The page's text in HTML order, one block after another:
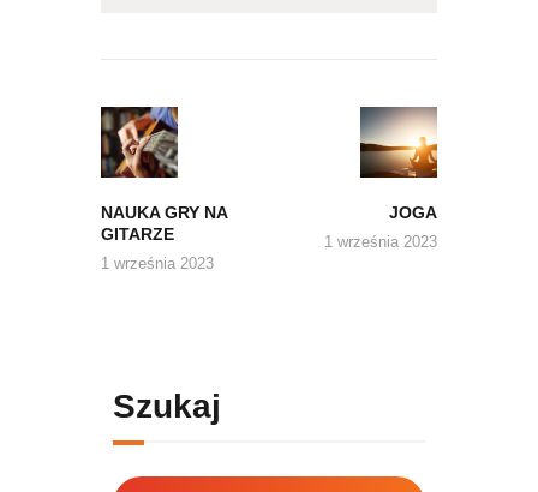
wpisu
NAUKA GRY NA
GITARZE
1 września 2023
JOGA
1 września 2023
Szukaj